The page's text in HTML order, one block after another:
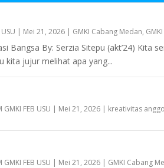
| Mei 21, 2026 | GMKI Cabang Medan,
Bangsa By: Serzia Sitepu (akt’24) Kita
kita jujur melihat apa yang...
GMKI FEB USU | Mei 21, 2026 | kreativitas
GMKI FEB USU | Mei 21, 2026 | GMKI Cabang